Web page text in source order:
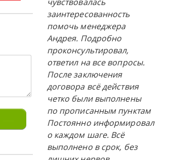
заинтересованность
помочь менеджера
Андрея. Подробно
проконсультировал,
ответил на все вопросы.
После заключения
договора всё действия
четко были выполнены
по прописанным пунктам
Постоянно информировал
о каждом шаге. Всё
выполнено в срок, без